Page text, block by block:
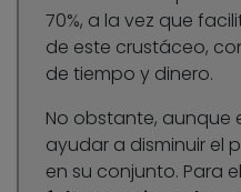
70%, a la vez que
de este crustáceo,
de tiempo y dinero.
No obstante,
ayudar a disminuir el
en su conjunto. Para